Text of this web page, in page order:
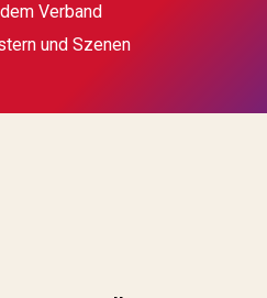
Verband
und Szenen